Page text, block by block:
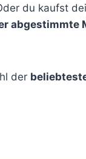
du kaufst
abgestimmte
der